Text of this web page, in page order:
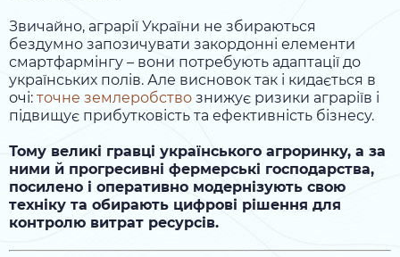
Звичайно, аграрії України не збираються
бездумно запозичувати закордонні елементи
смартфармінгу – вони потребують адаптації до
українських полів. Але висновок так і кидається в
очі: точне землеробство знижує ризики аграріїв і
підвищує прибутковість та ефективність бізнесу.
Тому великі гравці українського агроринку, а за
ними й прогресивні фермерські господарства,
посилено і оперативно модернізують свою
техніку та обирають цифрові рішення для
контролю витрат ресурсів.